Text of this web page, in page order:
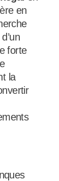
en
forte
la